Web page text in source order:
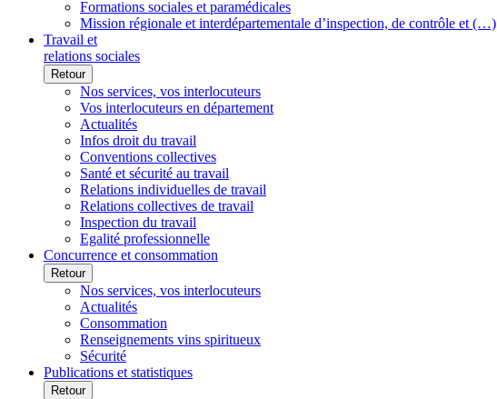
Formations sociales et paramédicales
Mission régionale et interdépartementale d’inspection, de contrôle et (…)
Travail et
relations sociales
Retour
Nos services, vos interlocuteurs
Vos interlocuteurs en département
Actualités
Infos droit du travail
Conventions collectives
Santé et sécurité au travail
Relations individuelles de travail
Relations collectives de travail
Inspection du travail
Egalité professionnelle
Concurrence et consommation
Retour
Nos services, vos interlocuteurs
Actualités
Consommation
Renseignements vins spiritueux
Sécurité
Publications et statistiques
Retour